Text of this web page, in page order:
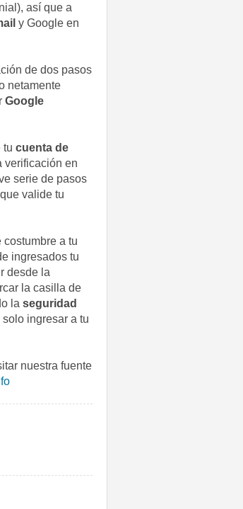
así que a
y Google en
de dos pasos
netamente
Google
tu cuenta de
verificación en
serie de pasos
valide tu
a tu
ingresados tu
desde la
la casilla de
la seguridad
solo ingresar a tu
nuestra fuente